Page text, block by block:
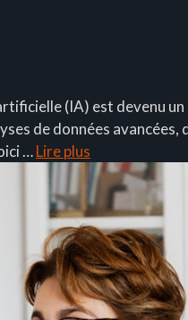
(IA) est devenu
de données
…Lire plus